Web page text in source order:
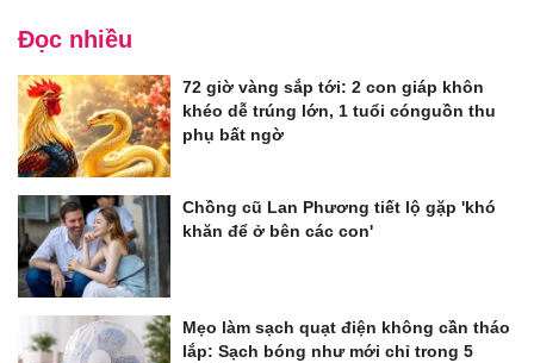
Đọc nhiều
72 giờ vàng sắp tới: 2 con giáp khôn
khéo dễ trúng lớn, 1 tuổi cónguồn thu
phụ bất ngờ
Chồng cũ Lan Phương tiết lộ gặp 'khó
khăn để ở bên các con'
Mẹo làm sạch quạt điện không cần tháo
lắp: Sạch bóng như mới chỉ trong 5